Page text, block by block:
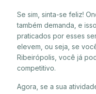
Se sim, sinta-se feliz!
também demanda, e
praticados por esses
elevem, ou seja, se
Ribeirópolis, você já
competitivo.
Agora, se a sua